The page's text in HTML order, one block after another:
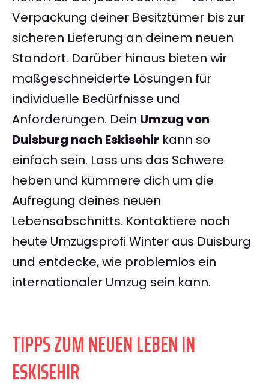
Verpackung deiner Besitztümer bis zur
sicheren Lieferung an deinem neuen
Standort. Darüber hinaus bieten wir
maßgeschneiderte Lösungen für
individuelle Bedürfnisse und
Anforderungen. Dein Umzug von
Duisburg nach Eskisehir kann so
einfach sein. Lass uns das Schwere
heben und kümmere dich um die
Aufregung deines neuen
Lebensabschnitts. Kontaktiere noch
heute Umzugsprofi Winter aus Duisburg
und entdecke, wie problemlos ein
internationaler Umzug sein kann.
TIPPS ZUM NEUEN LEBEN IN
ESKISEHIR